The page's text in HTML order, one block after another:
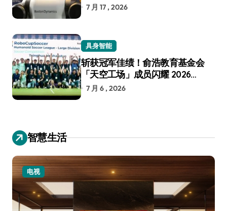
7 月 17 , 2026
具身智能
斩获冠军佳绩！俞浩教育基金会
「天空工场」成员闪耀 2026
RoboCup 机器人世界杯
7 月 6 , 2026
智慧生活
电视